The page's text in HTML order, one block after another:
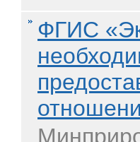
ФГИС